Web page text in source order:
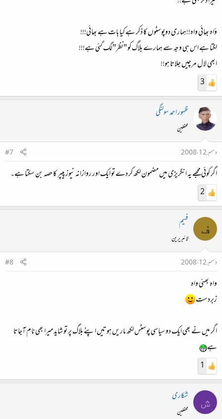
ؤاہ بھائی واہ!!‌ہماری دوپوسٹوں کا ذکر ہے کیا بات ہے بھائی!!!
لگتا ہے اس ہی وجہ سے ہمارے بلاگ کو "نظر"‌لگ گئی ہے!!!‌
ابھی لال مرچیں جلاتا ہو!!
3
ظہور احمد سولنگی
محفلین
دسمبر 12، 2008
#7
اگر کوئی مجھے یہ انگریزی میں مضمون لکھ کر دے تو ایک اور روازانہ نیوز پیپر کا حصہ بن سکتا ہے۔
2
ف فہیم
لائبریرین
دسمبر 12، 2008
#8
واہ بھئی واہ
زبردست
اگر میں نے بھی ایک دو سیاسی پوسٹس لکھ ماریں‌ ہوتیں اپنے بلاگ پر تو شاید میرا بھی نام آجاتا
ہے
1
ش شکاری
محفلین